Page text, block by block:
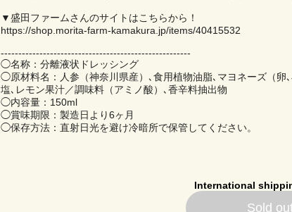
▼盛田ファームさんのサイトはこちらから！
https://shop.morita-farm-kamakura.jp/items/40415532
------------------------------------------------------
◯名称：分離液状ドレッシング
◯原材料名：人参（神奈川県産）､食用植物油脂､マヨネーズ（卵
塩､レモン果汁／調味料（アミノ酸）､香辛料抽出物
◯内容量：150ml
◯賞味期限：製造日より6ヶ月
◯保存方法：直射日光を避け冷暗所で保管してください。
International
Sold